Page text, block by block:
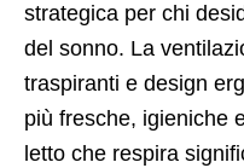
strategica per chi
del sonno. La
traspiranti e design
più fresche, igieniche
letto che respira